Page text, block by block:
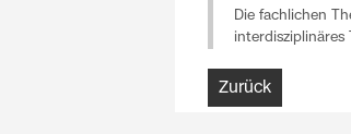
Die fachlichen
interdisziplinäres
Zurück